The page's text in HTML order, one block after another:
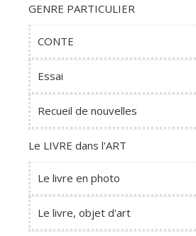
GENRE PARTICULIER
CONTE
Essai
Recueil de nouvelles
Le LIVRE dans l'ART
Le livre en photo
Le livre, objet d'art